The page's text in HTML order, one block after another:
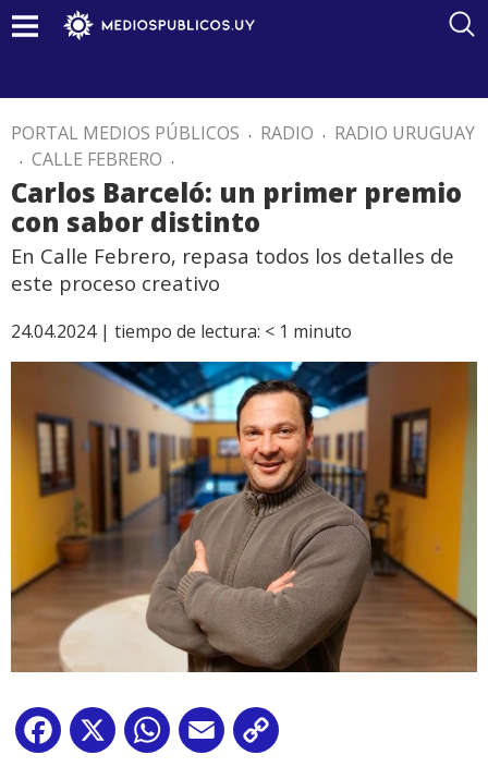
PORTAL MEDIOS PÚBLICOS . RADIO . RADIO URUGUAY
. CALLE FEBRERO .
Carlos Barceló: un primer premio
con sabor distinto
En Calle Febrero, repasa todos los detalles de
este proceso creativo
24.04.2024 | tiempo de lectura: < 1 minuto
Facebook
X WhatsApp
Email